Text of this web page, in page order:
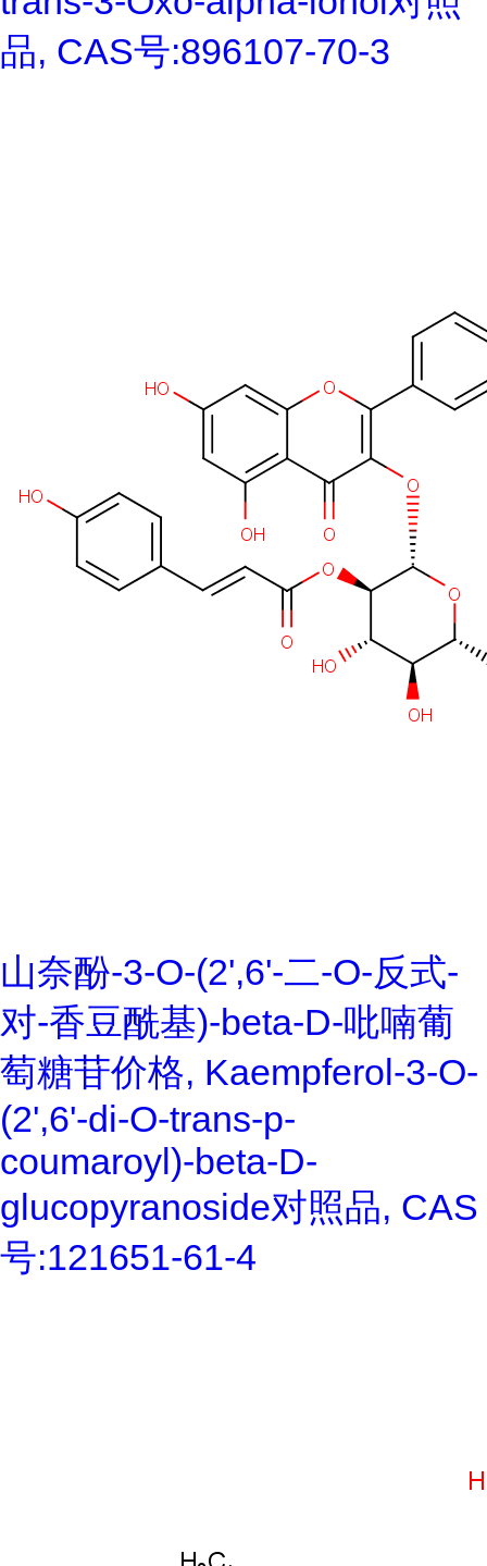
品, CAS号:896107-70-3
山奈酚-3-O-(2',6'-二-O-反式-
对-香豆酰基)-beta-D-吡喃葡
萄糖苷价格, Kaempferol-3-O-
(2',6'-di-O-trans-p-
coumaroyl)-beta-D-
glucopyranoside对照品, CAS
号:121651-61-4